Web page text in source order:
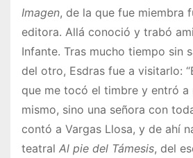
Imagen, de la que fue miembra
editora. Allá conoció y trabó
Infante. Tras mucho tiempo sin
del otro, Esdras fue a visitarlo:
que me tocó el timbre y entró a
mismo, sino una señora con
contó a Vargas Llosa, y de ahí
teatral Al pie del Támesis, del